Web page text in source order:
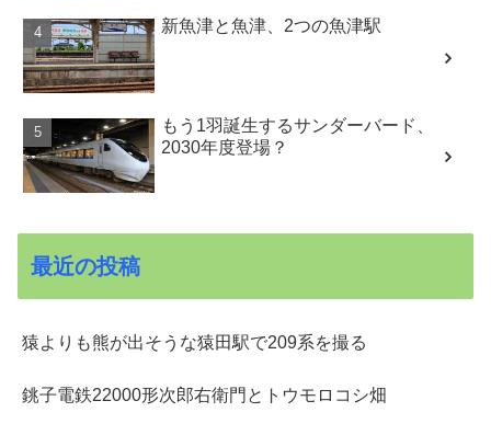
新魚津と魚津、2つの魚津駅
もう1羽誕生するサンダーバード、
2030年度登場？
最近の投稿
猿よりも熊が出そうな猿田駅で209系を撮る
銚子電鉄22000形次郎右衛門とトウモロコシ畑